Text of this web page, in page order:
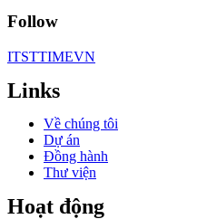
Follow
ITSTTIMEVN
Links
Về chúng tôi
Dự án
Đồng hành
Thư viện
Hoạt động